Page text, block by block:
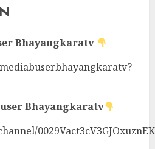
Bhayangkaratv
Bhayangkaratv